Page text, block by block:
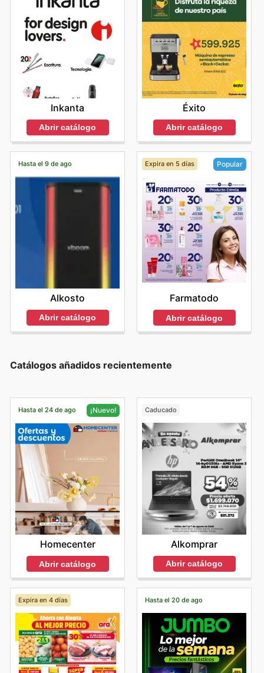
Inkanta
Abrir catálogo
Éxito
Abrir catálogo
Hasta el 9 de ago
Alkosto
Abrir catálogo
Expira en 5 días Popular
Farmatodo
Abrir catálogo
Catálogos añadidos recientemente
Hasta el 24 de ago ¡Nuevo!
Homecenter
Abrir catálogo
Caducado
Alkomprar
Abrir catálogo
Expira en 4 días Hasta el 20 de ago